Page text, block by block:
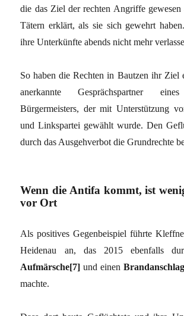
die das Ziel der rechten Angriffe
Tätern erklärt, als sie sich gewehrt
ihre Unterkünfte abends nicht mehr
So haben die Rechten in Bautzen ihr Ziel
anerkannte Gesprächspartner
Bürgermeisters, der mit Unterstützung
und Linkspartei gewählt wurde. Den
durch das Ausgehverbot die Grundrechte
Wenn die Antifa kommt, ist
vor Ort
Als positives Gegenbeispiel führte
Heidenau an, das 2015 ebenfalls
Aufmärsche[7] und einen
machte.